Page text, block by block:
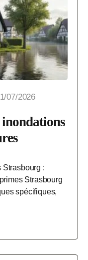
07/2026
:
Strasbourg
spécifiques,